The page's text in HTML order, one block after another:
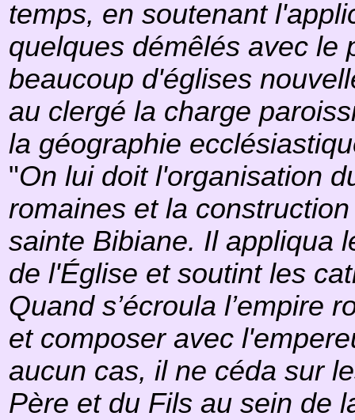
temps, en soutenant
quelques démêlés avec le
beaucoup d'églises
au clergé la charge
la géographie
"On lui doit l'organisation
romaines et la
sainte Bibiane. Il appliqua
de l'Église et soutint les
Quand s’écroula l’empire
et composer avec
aucun cas, il ne céda sur
Père et du Fils au sein de